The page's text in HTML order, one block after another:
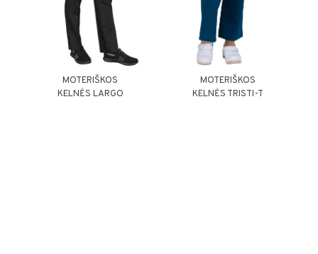
MOTERIŠKOS
KELNĖS LARGO
MOTERIŠKOS
KELNĖS TRISTI-T